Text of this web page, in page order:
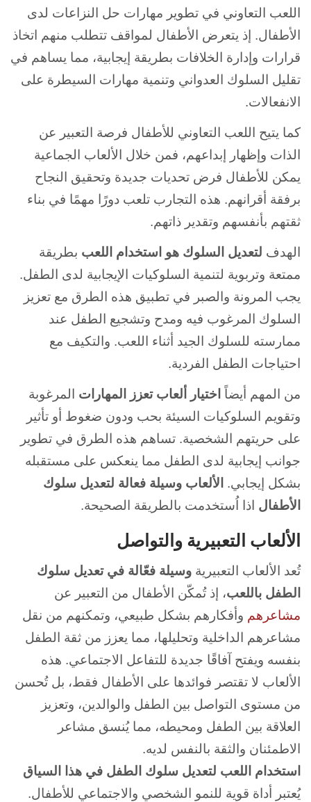
اللعب التعاوني في تطوير مهارات حل النزاعات لدى
الأطفال. إذ يتعرض الأطفال لمواقف تتطلب منهم اتخاذ
قرارات وإدارة الخلافات بطريقة إيجابية، مما يساهم في
تقليل السلوك العدواني وتنمية مهارات السيطرة على
الانفعالات.
كما يتيح اللعب التعاوني للأطفال فرصة التعبير عن
الذات وإظهار إبداعهم، فمن خلال الألعاب الجماعية
يمكن للأطفال فرض تحديات جديدة وتحقيق النجاح
برفقة أقرانهم. هذه التجارب تلعب دورًا مهمًا في بناء
ثقتهم بأنفسهم وتقدير ذاتهم.
الهدف لتعديل السلوك هو استخدام اللعب بطريقة
ممتعة وتربوية لتنمية السلوكيات الإيجابية لدى الطفل.
يجب المرونة والصبر في تطبيق هذه الطرق مع تعزيز
السلوك المرغوب فيه ومدح وتشجيع الطفل عند
ممارسته للسلوك الجيد أثناء اللعب. والتكيف مع
احتياجات الطفل الفردية.
من المهم أيضاً اختيار ألعاب تعزز المهارات المرغوبة
وتقويم السلوكيات السيئة بحب ودون ضغوط أو تأثير
على حريتهم الشخصية. تساهم هذه الطرق في تطوير
جوانب إيجابية لدى الطفل مما ينعكس على مستقبله
بشكل إيجابي. الألعاب وسيلة فعالة لتعديل سلوك
الأطفال اذا اُستخدمت بالطريقة الصحيحة.
الألعاب التعبيرية والتواصل
تُعد الألعاب التعبيرية وسيلة فعّالة في تعديل سلوك
الطفل باللعب، إذ تُمكّن الأطفال من التعبير عن
مشاعرهم وأفكارهم بشكل طبيعي، وتمكنهم من نقل
مشاعرهم الداخلية وتحليلها، مما يعزز من ثقة الطفل
بنفسه ويفتح آفاقًا جديدة للتفاعل الاجتماعي. هذه
الألعاب لا تقتصر فوائدها على الأطفال فقط، بل تُحسن
من مستوى التواصل بين الطفل والوالدين، وتعزيز
العلاقة بين الطفل ومحيطه، مما يُنسق مشاعر
الاطمئنان والثقة بالنفس لديه.
استخدام اللعب لتعديل سلوك الطفل في هذا السياق
يُعتبر أداة قوية للنمو الشخصي والاجتماعي للأطفال.